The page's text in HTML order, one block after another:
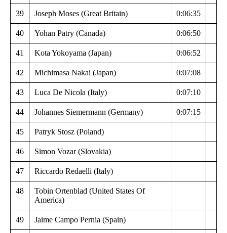
39 Joseph Moses (Great Britain) 0:06:35
40 Yohan Patry (Canada) 0:06:50
41 Kota Yokoyama (Japan) 0:06:52
42 Michimasa Nakai (Japan) 0:07:08
43 Luca De Nicola (Italy) 0:07:10
44 Johannes Siemermann (Germany) 0:07:15
45 Patryk Stosz (Poland)
46 Simon Vozar (Slovakia)
47 Riccardo Redaelli (Italy)
48
Tobin Ortenblad (United States Of
America)
49 Jaime Campo Pernia (Spain)